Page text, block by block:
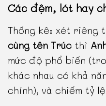
Các đệm, lót hay
Thống kê: xét riêng
cùng tên Trúc thì
mức độ phổ biến
khác nhau có khả
chính), và chiếm tỷ lệ